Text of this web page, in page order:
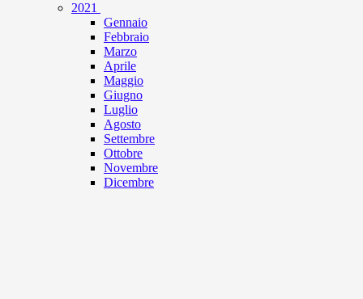
2021
Gennaio
Febbraio
Marzo
Aprile
Maggio
Giugno
Luglio
Agosto
Settembre
Ottobre
Novembre
Dicembre